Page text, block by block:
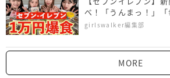
べ！「うんまっ！」「
girlswalker編集部
MORE